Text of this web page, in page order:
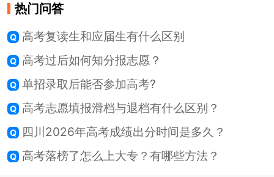
热门问答
高考复读生和应届生有什么区别
高考过后如何知分报志愿？
单招录取后能否参加高考?
高考志愿填报滑档与退档有什么区别？
四川2026年高考成绩出分时间是多久？
高考落榜了怎么上大专？有哪些方法？